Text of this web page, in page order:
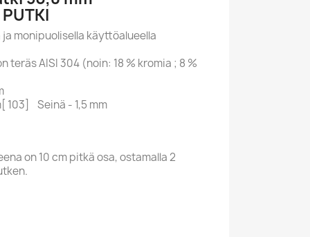
monipuolisella käyttöalueella
teräs AISI 304 (noin: 18 % kromia ; 8 %
103] Seinä - 1,5 mm
on 10 cm pitkä osa, ostamalla 2